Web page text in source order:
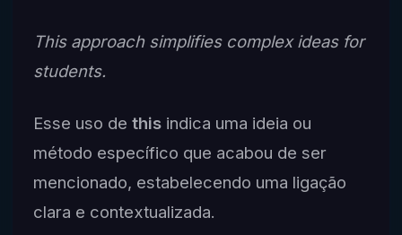
This approach simplifies complex ideas for
students.
Esse uso de thisindica uma ideia ou
método específico que acabou de ser
mencionado, estabelecendo uma ligação
clara e contextualizada.